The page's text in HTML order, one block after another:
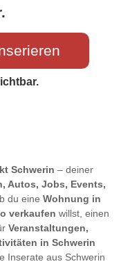
Schwerin – deiner
Autos, Jobs, Events,
du eine Wohnung in
verkaufen willst, einen
Veranstaltungen,
in Schwerin
Inserate aus Schwerin